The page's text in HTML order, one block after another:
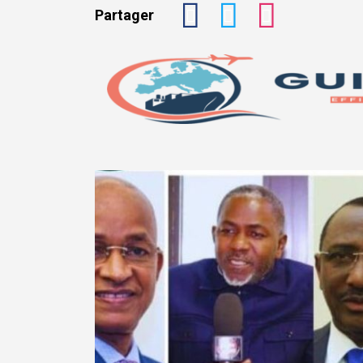
Partager